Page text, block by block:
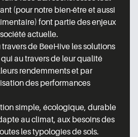
(pour notre bien-être et aussi
font partie des enjeux
actuelle.
de BeeHive les solutions
au travers de leur qualité
rendemments et par
des performances
simple, écologique, durable
au climat, aux besoins des
les typologies de sols.